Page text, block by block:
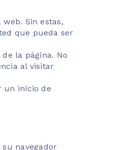
Sin estas,
que pueda ser
la página. No
al visitar
un inicio de
navegador